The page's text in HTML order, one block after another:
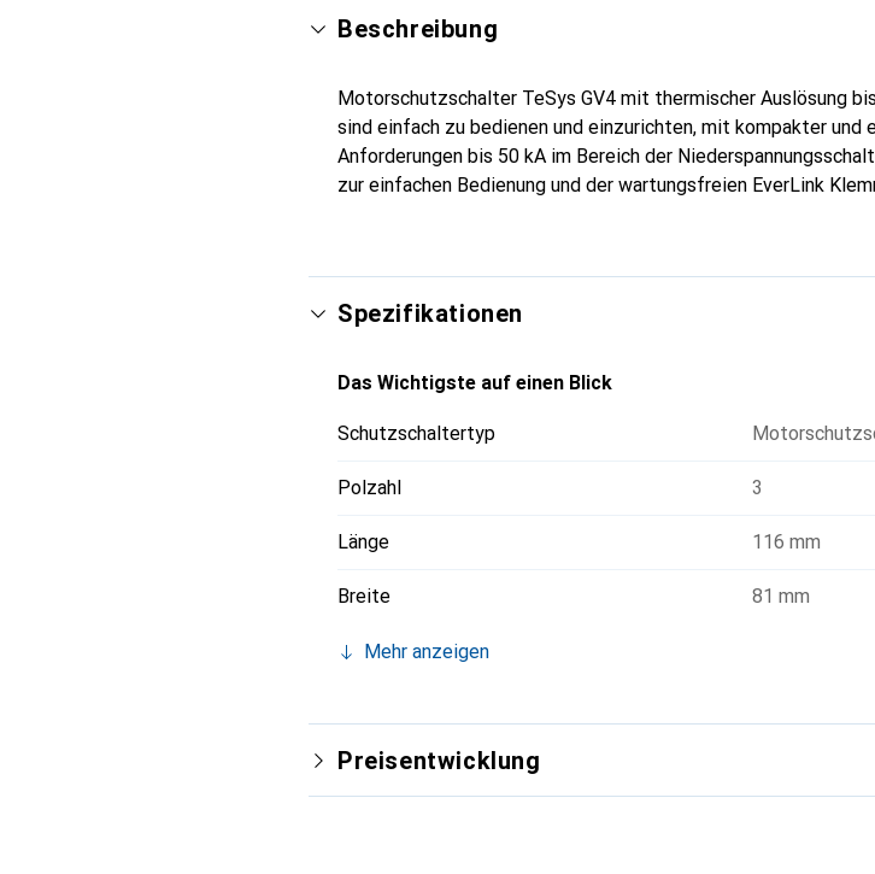
Beschreibung
Motorschutzschalter TeSys GV4 mit thermischer Auslösung
sind einfach zu bedienen und einzurichten, mit kompakter und
Anforderungen bis 50 kA im Bereich der
zur einfachen Bedienung und der wartungsfreien EverLink
Spezifikationen
Das Wichtigste auf einen Blick
Schutzschaltertyp
Polzahl 3
Länge 116 mm
Breite 81 mm
Mehr anzeigen
Preisentwicklung